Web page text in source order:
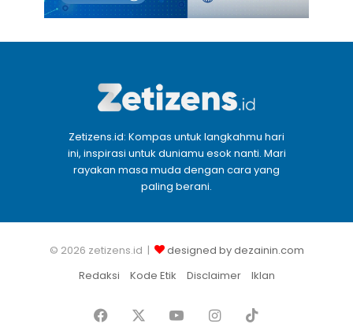
Zetizens.id: Kompas untuk langkahmu hari
ini, inspirasi untuk duniamu esok nanti. Mari
rayakan masa muda dengan cara yang
paling berani.
© 2026 zetizens.id |
designed by dezainin.com
Redaksi
Kode Etik Disclaimer Iklan
Facebook YouTubeInstagram